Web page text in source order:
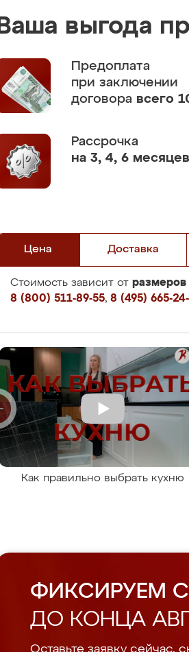
Ваша выгода
Предоплата
при заключении
договора всего
Рассрочка
на 3, 4, 6 месяцев
Цена Доставка
Стоимость зависит от размеров
8 (800) 511-89-55, 8 (495) 665-
Как правильно выбрать кухню
ФИКСИРУЕМ
ДО КОНЦА
Оставьте заявку сейчас,